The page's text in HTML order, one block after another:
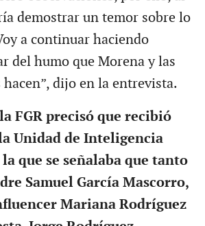
demostrar un temor sobre lo
a continuar haciendo
del humo que Morena y las
dijo en la entrevista.
FGR precisó que recibió
Unidad de Inteligencia
que se señalaba que tanto
Samuel García Mascorro,
Mariana Rodríguez